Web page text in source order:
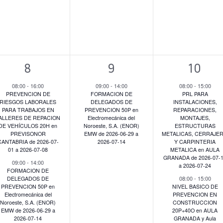
2
eventos,
8
08:00- 16:00
PREVENCION DE
RIESGOS LABORALES
PARA TRABAJOS EN
DE REPACION
VEHÍCULOS 20H en
PREVISONOR
de 2026-07-
01 a 2026-07-08
09:00- 14:00
FORMACION DE
DELEGADOS DE
PREVENCION 50P en
Electromecánica del
Noroeste, S.A. (ENOR)
EMW de 2026-06-29 a
2026-07-14
1
evento,
9
09:00- 14:00
FORMACION DE
DELEGADOS DE
PREVENCION 50P en
Electromecánica del
Noroeste, S.A. (ENOR)
EMW de 2026-06-29 a
2026-07-14
5
10
08:00- 15:00
PRL PARA
INSTALACIONES,
REPARACIONES,
MONTAJES,
ESTRUCTURAS
METALICAS,
Y CARPINTERIA
METALICA en AULA
GRANADA de 2026-07-
a 2026-07-24
08:00- 15:00
NIVEL BASICO DE
PREVENCION EN
CONSTRUCCION
20P+40O en AULA
GRANADA y Aula